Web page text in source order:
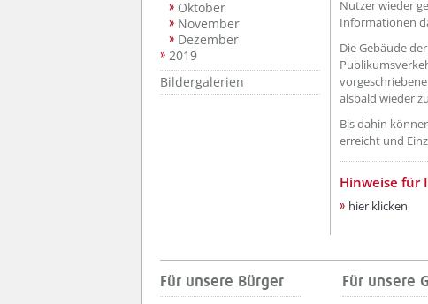
Oktober
November
Dezember
2019
Bildergalerien
Nutzer wieder
Informationen
Die Gebäude
alsbald wieder
Bis dahin
erreicht und
Hinweise für
hier klicken
Für unsere Bürger Für unsere